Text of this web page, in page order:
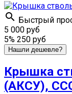
 Быстрый
5 000 руб
5% 250 руб
Нашли дешевле?
Крышка
(АКСУ),